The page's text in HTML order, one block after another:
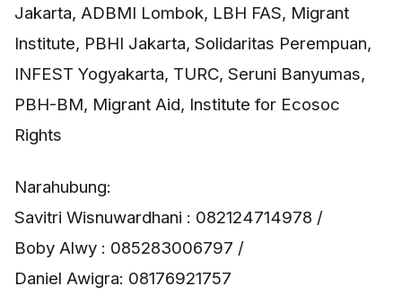
Jakarta, ADBMI Lombok, LBH FAS, Migrant
Institute, PBHI Jakarta, Solidaritas Perempuan,
INFEST Yogyakarta, TURC, Seruni Banyumas,
PBH-BM, Migrant Aid, Institute for Ecosoc
Rights
Narahubung:
Savitri Wisnuwardhani : 082124714978 /
Boby Alwy : 085283006797 /
Daniel Awigra: 08176921757